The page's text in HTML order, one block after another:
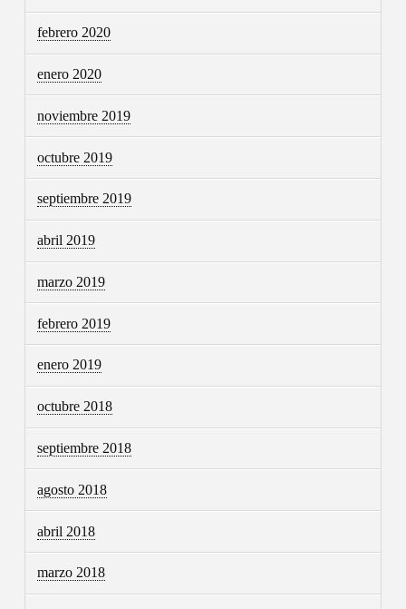
febrero 2020
enero 2020
noviembre 2019
octubre 2019
septiembre 2019
abril 2019
marzo 2019
febrero 2019
enero 2019
octubre 2018
septiembre 2018
agosto 2018
abril 2018
marzo 2018